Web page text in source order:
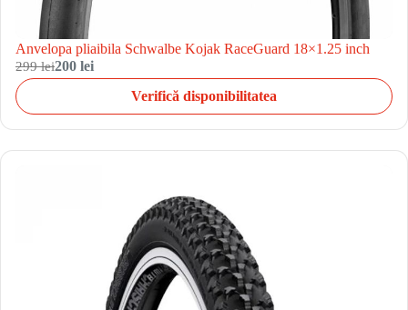
Anvelopa pliaibila Schwalbe Kojak RaceGuard 18×1.25 inch
299 lei200 lei
Verifică disponibilitatea